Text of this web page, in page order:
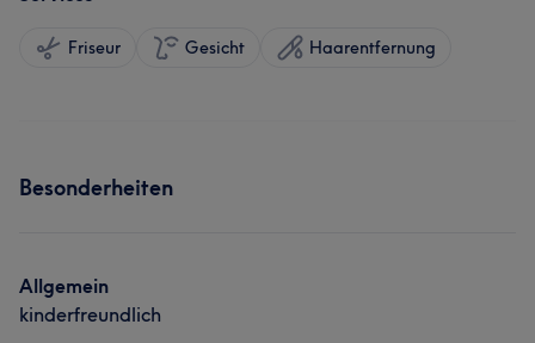
Friseur Gesicht Haarentfernung
Besonderheiten
Allgemein
kinderfreundlich